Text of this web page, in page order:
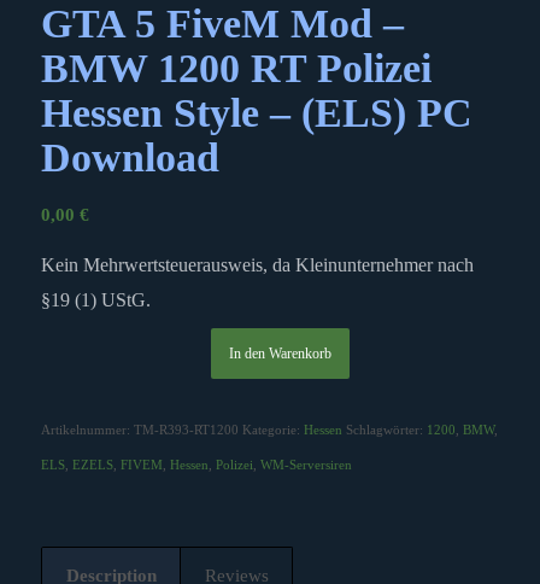
GTA 5 FiveM Mod –
BMW 1200 RT Polizei
Hessen Style – (ELS) PC
Download
0,00 €
Kein Mehrwertsteuerausweis, da Kleinunternehmer nach
§19 (1) UStG.
In den Warenkorb
Artikelnummer: TM-R393-RT1200 Kategorie: Hessen Schlagwörter: 1200 BMW,
ELS, EZELS, FIVEM Hessen Polizei WM-Serversiren
Description Reviews